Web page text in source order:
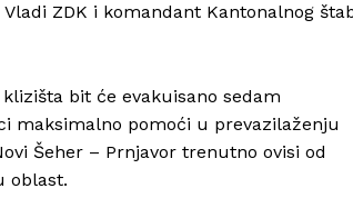
ZDK i komandant Kantonalnog
bit će evakuisano sedam
maksimalno pomoći u prevazilaženju
Šeher – Prnjavor trenutno ovisi od
oblast.